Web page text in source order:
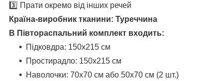
3️⃣ Прати окремо від інших речей
Країна-виробник тканини: Туреччина
В Півтораспальний комплект входить:
Підковдра: 150х215 см
Простирадло: 150х215 см
Наволочки: 70х70 см або 50х70 см (2 шт.)